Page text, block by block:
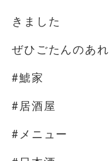
きました
ぜひごたんのあれ
#鯱家
#居酒屋
#メニュー